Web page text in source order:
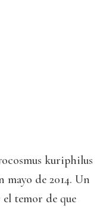
kuriphilus
de 2014. Un
el temor de que